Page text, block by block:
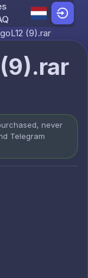
(9).rar
never
Telegram